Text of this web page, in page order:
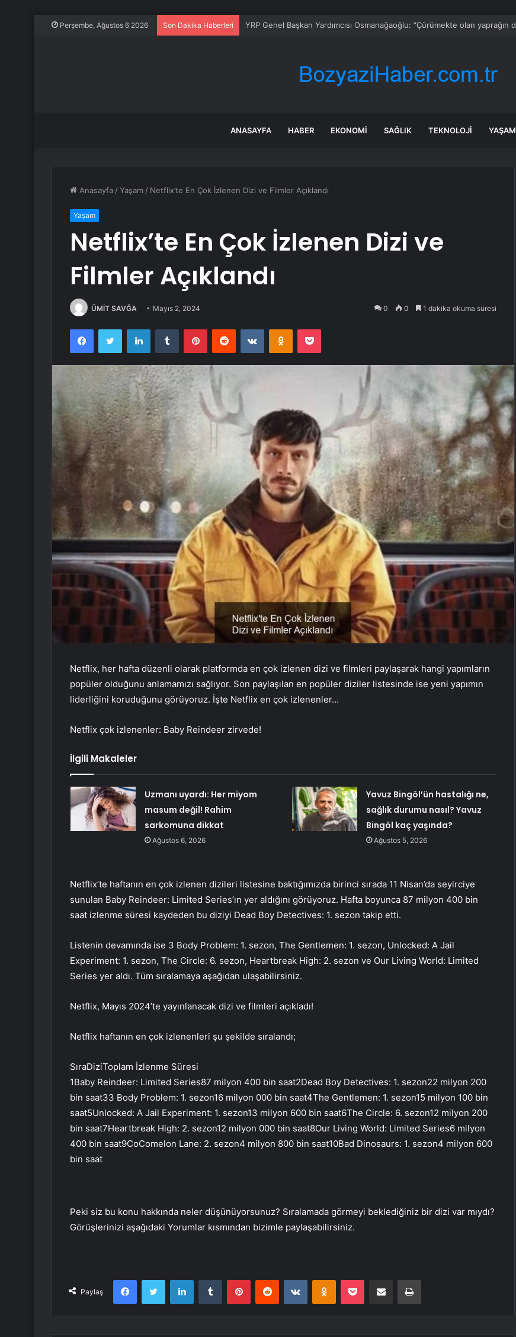
Perşembe, Ağustos 6 2026 Son Dakika Haberleri Trafik Sigortasında İleri Yaş Engeli: Şirketler Müşteri Seçemez
ANASAYFA HABER EKONOMI SAĞLIK TEKNOLOJI YAŞAM
Anasayfa /Yaşam / Netflix’te En Çok İzlenen Dizi ve Filmler Açıklandı
Yaşam
Netflix’te En Çok İzlenen Dizi ve
Filmler Açıklandı
ÜMİT SAVĞA Mayıs 2, 2024 0 0 1 dakika okuma süresi
FacebookTwitter LinkedInTumblr PinterestReddit VKontakteOdnoklassniki
Pocket
Netflix, her hafta düzenli olarak platformda en çok izlenen dizi ve filmleri paylaşarak hangi yapımların
popüler olduğunu anlamamızı sağlıyor. Son paylaşılan en popüler diziler listesinde ise yeni yapımın
liderliğini koruduğunu görüyoruz. İşte Netflix en çok izlenenler…
Netflix çok izlenenler: Baby Reindeer zirvede!
İlgili Makaleler
Uzmanı uyardı: Her miyom
masum değil! Rahim
sarkomuna dikkat
Ağustos 6, 2026
Yavuz Bingöl’ün hastalığı ne,
sağlık durumu nasıl? Yavuz
Bingöl kaç yaşında?
Ağustos 5, 2026
Netflix’te haftanın en çok izlenen dizileri listesine baktığımızda birinci sırada 11 Nisan’da seyirciye
sunulan Baby Reindeer: Limited Series’ın yer aldığını görüyoruz. Hafta boyunca 87 milyon 400 bin
saat izlenme süresi kaydeden bu diziyi Dead Boy Detectives: 1. sezon takip etti.
Listenin devamında ise 3 Body Problem: 1. sezon, The Gentlemen: 1. sezon, Unlocked: A Jail
Experiment: 1. sezon, The Circle: 6. sezon, Heartbreak High: 2. sezon ve Our Living World: Limited
Series yer aldı. Tüm sıralamaya aşağıdan ulaşabilirsiniz.
Netflix, Mayıs 2024’te yayınlanacak dizi ve filmleri açıkladı!
Netflix haftanın en çok izlenenleri şu şekilde sıralandı;
SıraDiziToplam İzlenme Süresi
1Baby Reindeer: Limited Series87 milyon 400 bin saat2Dead Boy Detectives: 1. sezon22 milyon 200
bin saat33 Body Problem: 1. sezon16 milyon 000 bin saat4The Gentlemen: 1. sezon15 milyon 100 bin
saat5Unlocked: A Jail Experiment: 1. sezon13 milyon 600 bin saat6The Circle: 6. sezon12 milyon 200
bin saat7Heartbreak High: 2. sezon12 milyon 000 bin saat8Our Living World: Limited Series6 milyon
400 bin saat9CoComelon Lane: 2. sezon4 milyon 800 bin saat10Bad Dinosaurs: 1. sezon4 milyon 600
bin saat
Peki siz bu konu hakkında neler düşünüyorsunuz? Sıralamada görmeyi beklediğiniz bir dizi var mıydı?
Görüşlerinizi aşağıdaki Yorumlar kısmından bizimle paylaşabilirsiniz.
Paylaş
FacebookTwitter LinkedInTumblr PinterestReddit VKontakteOdnoklassniki
Pocket E-Posta ile paylaş Yazdır